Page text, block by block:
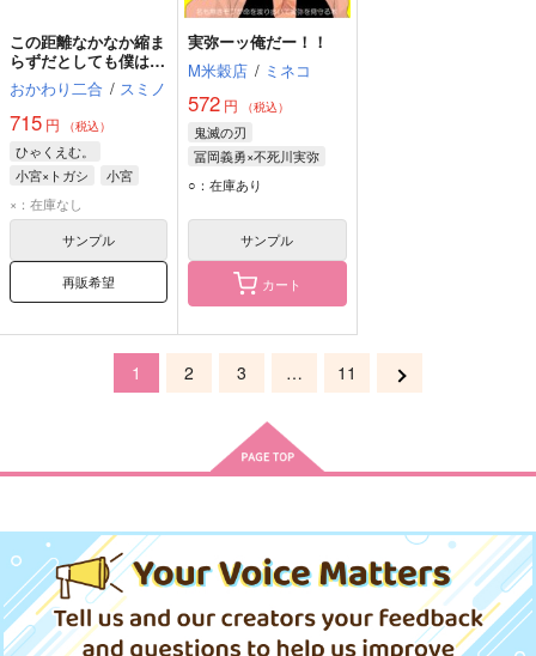
この距離なかなか縮ま
らずだとしても僕は君
が
おかわり二合 / スミノ
715 円 （税込）
ひゃくえむ。
小宮×トガシ
小宮
トガシ
×：在庫なし
サンプル
再販希望
実弥ーッ俺だー！！
M米穀店 / ミネコ
572 円 （税込）
鬼滅の刃
冨岡義勇×不死川実弥
冨岡義勇
○：在庫あり
サンプル
カート
1 2 3 … 11